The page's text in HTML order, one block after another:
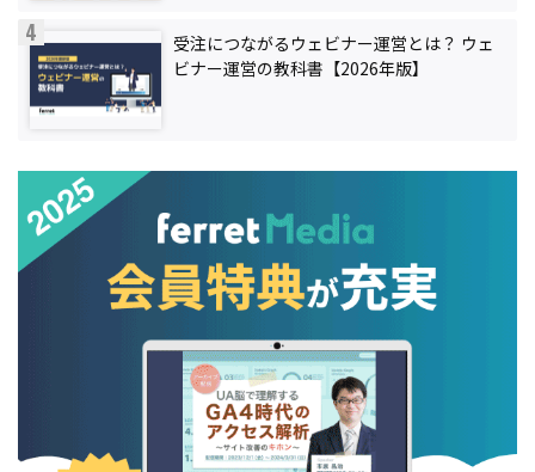
受注につながるウェビナー運営とは？ ウェ
ビナー運営の教科書【2026年版】